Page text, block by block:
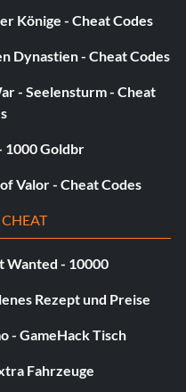
Könige - Cheat Codes
Dynastien - Cheat Codes
- Seelensturm - Cheat
1000 Goldbr
Valor - Cheat Codes
Wanted - 10000
Rezept und Preise
- GameHack Tisch
Fahrzeuge